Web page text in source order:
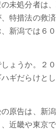
未処分者は
特措法の救
新潟では６
ょうか。２
ギだらけと
原告は、新
近畿や東京